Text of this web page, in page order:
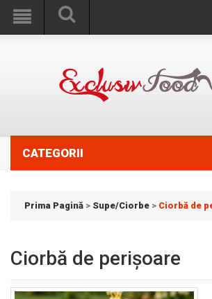
CATEGORII
Prima Pagină > Supe/Ciorbe > Ciorbă de
Ciorbă de perișoare